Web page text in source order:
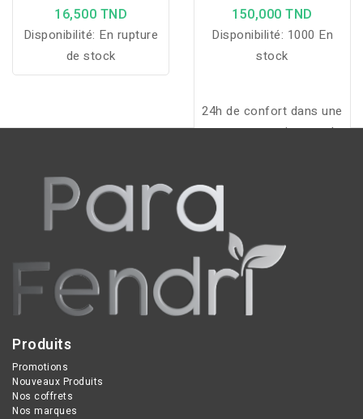
16,500 TND
Disponibilité: En rupture
de stock
150,000 TND
Disponibilité: 1000 En
stock
24h de confort dans une
texture nourrissante !
Produits
Promotions
Nouveaux Produits
Nos coffrets
Nos marques